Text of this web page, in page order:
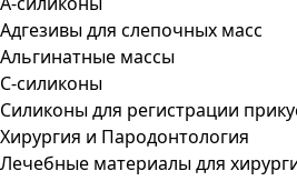
Адгезивы для слепочных масс
Альгинатные массы
С-силиконы
Силиконы для регистрации
Хирургия и Пародонтология
Лечебные материалы для